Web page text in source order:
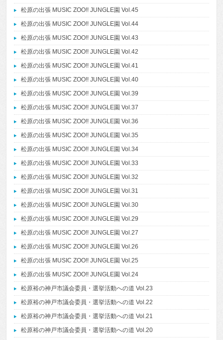
松原の出張 MUSIC ZOO!! JUNGLE園 Vol.45
松原の出張 MUSIC ZOO!! JUNGLE園 Vol.44
松原の出張 MUSIC ZOO!! JUNGLE園 Vol.43
松原の出張 MUSIC ZOO!! JUNGLE園 Vol.42
松原の出張 MUSIC ZOO!! JUNGLE園 Vol.41
松原の出張 MUSIC ZOO!! JUNGLE園 Vol.40
松原の出張 MUSIC ZOO!! JUNGLE園 Vol.39
松原の出張 MUSIC ZOO!! JUNGLE園 Vol.37
松原の出張 MUSIC ZOO!! JUNGLE園 Vol.36
松原の出張 MUSIC ZOO!! JUNGLE園 Vol.35
松原の出張 MUSIC ZOO!! JUNGLE園 Vol.34
松原の出張 MUSIC ZOO!! JUNGLE園 Vol.33
松原の出張 MUSIC ZOO!! JUNGLE園 Vol.32
松原の出張 MUSIC ZOO!! JUNGLE園 Vol.31
松原の出張 MUSIC ZOO!! JUNGLE園 Vol.30
松原の出張 MUSIC ZOO!! JUNGLE園 Vol.29
松原の出張 MUSIC ZOO!! JUNGLE園 Vol.27
松原の出張 MUSIC ZOO!! JUNGLE園 Vol.26
松原の出張 MUSIC ZOO!! JUNGLE園 Vol.25
松原の出張 MUSIC ZOO!! JUNGLE園 Vol.24
松原裕の神戸市議会委員・選挙活動への道 Vol.23
松原裕の神戸市議会委員・選挙活動への道 Vol.22
松原裕の神戸市議会委員・選挙活動への道 Vol.21
松原裕の神戸市議会委員・選挙活動への道 Vol.20